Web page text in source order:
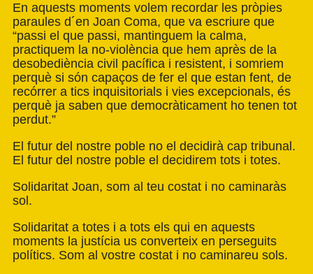
En aquests moments volem recordar les pròpies
paraules d´en Joan Coma, que va escriure que
“passi el que passi, mantinguem la calma,
practiquem la no-violència que hem après de la
desobediència civil pacífica i resistent, i somriem
perquè si són capaços de fer el que estan fent, de
recórrer a tics inquisitorials i vies excepcionals, és
perquè ja saben que democràticament ho tenen tot
perdut.”
El futur del nostre poble no el decidirà cap tribunal.
El futur del nostre poble el decidirem tots i totes.
Solidaritat Joan, som al teu costat i no caminaràs
sol.
Solidaritat a totes i a tots els qui en aquests
moments la justícia us converteix en perseguits
polítics. Som al vostre costat i no caminareu sols.